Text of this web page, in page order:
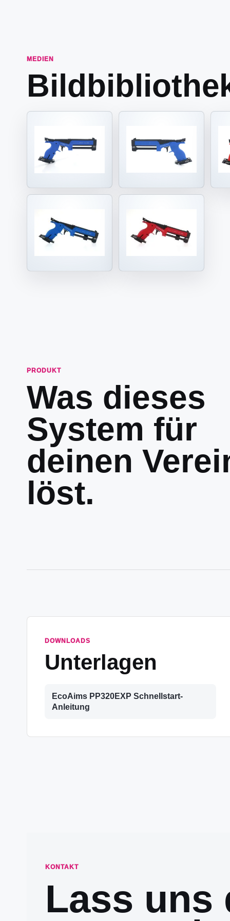
MEDIEN
PRODUKT
Was dieses
System für
deinen
löst.
DOWNLOADS
Unterlagen
EcoAims PP320EXP Schnellstart-
Anleitung
KONTAKT
Lass uns